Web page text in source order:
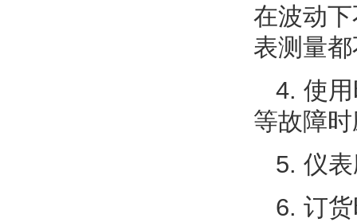
在波动
表测量
4. 使
等故障
5. 仪
6. 订